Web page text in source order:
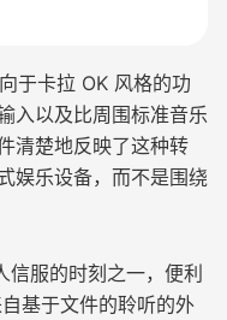
于卡拉 OK 风格的功
入以及比周围标准音乐
清楚地反映了这种转
娱乐设备，而不是围绕
服的时刻之一，便利
基于文件的聆听的外